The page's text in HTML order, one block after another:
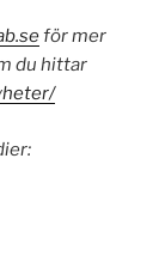
för mer
du hittar